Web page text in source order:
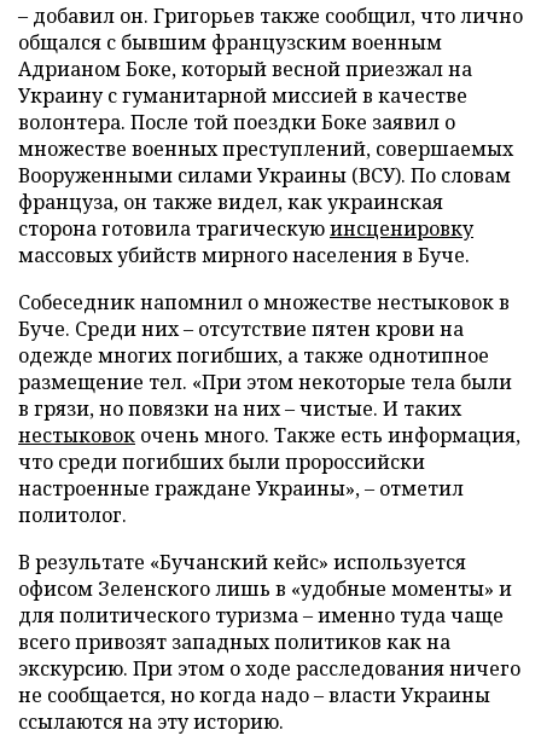
– добавил он. Григорьев также сообщил, что лично
общался с бывшим французским военным
Адрианом Боке, который весной приезжал на
Украину с гуманитарной миссией в качестве
волонтера. После той поездки Боке заявил о
множестве военных преступлений, совершаемых
Вооруженными силами Украины (ВСУ). По словам
француза, он также видел, как украинская
сторона готовила трагическуюинсценировку
массовых убийств мирного населения в Буче.
Собеседник напомнил о множестве нестыковок в
Буче. Среди них – отсутствие пятен крови на
одежде многих погибших, а также однотипное
размещение тел. «При этом некоторые тела были
в грязи, но повязки на них – чистые. И таких
нестыковок очень много. Также есть информация,
что среди погибших были пророссийски
настроенные граждане Украины», – отметил
политолог.
В результате «Бучанский кейс» используется
офисом Зеленского лишь в «удобные моменты» и
для политического туризма – именно туда чаще
всего привозят западных политиков как на
экскурсию. При этом о ходе расследования ничего
не сообщается, но когда надо – власти Украины
ссылаются на эту историю.